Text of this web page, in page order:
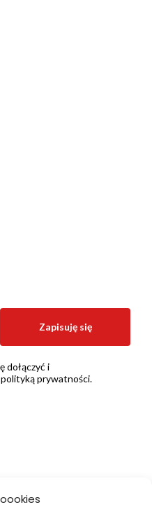
Zapisuję się
dołączyć i
polityką prywatności.